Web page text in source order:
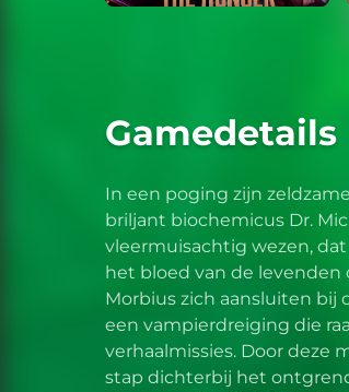
Gamedetails
In een poging zijn
briljant biochemicus Dr.
vleermuisachtig wezen,
het bloed van de
Morbius zich aansluiten
een vampierdreiging die
verhaalmissies. Door deze
stap dichterbij het